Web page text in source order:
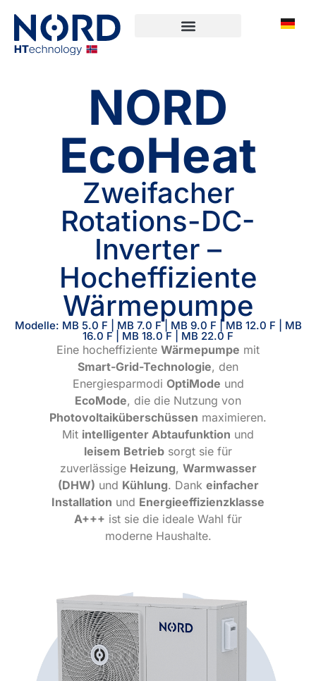
NORD
EcoHeat
Zweifacher
Rotations-DC-
Inverter –
Hocheffiziente
Wärmepumpe
Modelle: MB 5.0 F | MB 7.0 F | MB 9.0 F | MB 12.0 F | MB
16.0 F | MB 18.0 F | MB 22.0 F
Eine hocheffiziente Wärmepumpe mit
Smart-Grid-Technologie, den
Energiesparmodi OptiMode und
EcoMode, die die Nutzung von
Photovoltaiküberschüssen maximieren.
Mit intelligenter Abtaufunktion und
leisem Betrieb sorgt sie für
zuverlässige Heizung, Warmwasser
(DHW) und Kühlung. Dank einfacher
Installation und Energieeffizienzklasse
A+++ ist sie die ideale Wahl für
moderne Haushalte.